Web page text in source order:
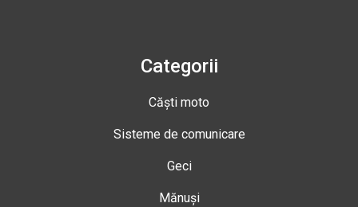
Categorii
Căști moto
Sisteme de comunicare
Geci
Mănuși